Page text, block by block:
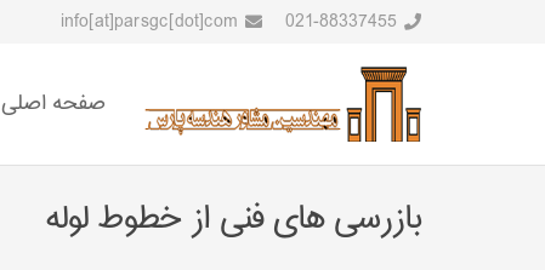
021-88337455
info[at]parsgc[dot]com
صفحه اصلی
بازرسی های فنی از خطوط لوله